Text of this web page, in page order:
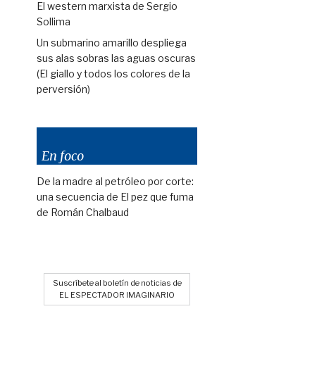
El western marxista de Sergio
Sollima
Un submarino amarillo despliega
sus alas sobras las aguas oscuras
(El giallo y todos los colores de la
perversión)
En foco
De la madre al petróleo por corte:
una secuencia de El pez que fuma
de Román Chalbaud
Suscríbete al boletín de noticias de
EL ESPECTADOR IMAGINARIO